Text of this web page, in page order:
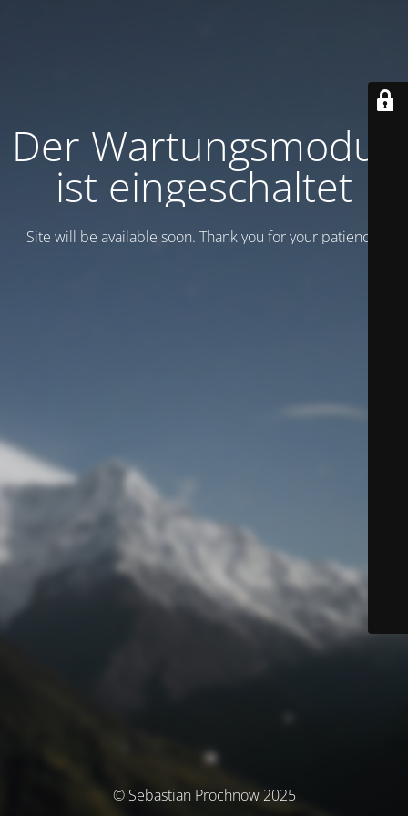
Der Wartungsmodus
ist eingeschaltet
Site will be available soon. Thank you for your patience!
© Sebastian Prochnow 2025